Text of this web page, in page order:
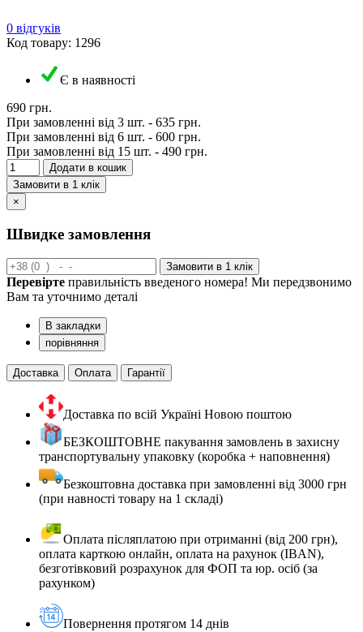
0 відгуків
Код товару: 1296
Є в наявності
690 грн.
При замовленні від 3 шт. - 635 грн.
При замовленні від 6 шт. - 600 грн.
При замовленні від 15 шт. - 490 грн.
Додати в кошик
Замовити в 1 клік
×
Швидке замовлення
Замовити в 1 клік
Перевірте правильність введеного номера! Ми передзвонимо
Вам та уточнимо деталі
В закладки
порівняння
Доставка Оплата Гарантії
Доставка по всій Україні Новою поштою
БЕЗКОШТОВНЕ пакування замовлень в захисну
транспортувальну упаковку (коробка + наповнення)
Безкоштовна доставка при замовленні від 3000 грн
(при навності товару на 1 складі)
Оплата післяплатою при отриманні (від 200 грн),
оплата карткою онлайн, оплата на рахунок (IBAN),
безготівковий розрахунок для ФОП та юр. осіб (за
рахунком)
Повернення протягом 14 днів